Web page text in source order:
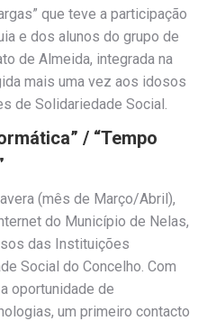
que teve a participação
e dos alunos do grupo de
de Almeida, integrada na
mais uma vez aos idosos
de Solidariedade Social.
/ “Tempo
(mês de Março/Abril),
do Município de Nelas,
das Instituições
Social do Concelho. Com
oportunidade de
um primeiro contacto